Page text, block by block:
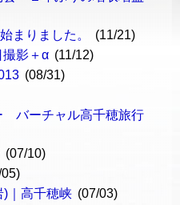
まりました。
(11/21)
影＋α (11/12)
(08/31)
バーチャル高千穂旅行
(07/10)
)｜高千穂峡 (07/03)